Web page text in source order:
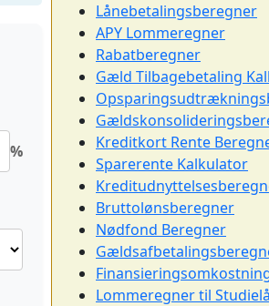
%
Lånebetalingsberegner
APY Lommeregner
Rabatberegner
Gæld Tilbagebetaling
Kreditkort Rente
Sparerente Kalkulator
Bruttolønsberegner
Nødfond Beregner
Lommeregner til